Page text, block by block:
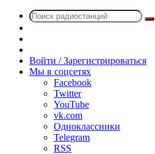
радио
Войти / Зарегистрироваться
Мы в соцсетях
Facebook
Twitter
YouTube
vk.com
Одноклассники
Telegram
RSS